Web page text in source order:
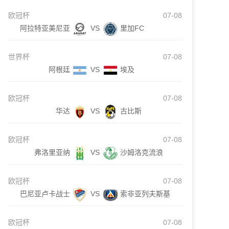
欧冠杯
07-08
阿拉特亚美尼亚
VS 里加FC
世界杯
07-08
阿根廷
VS 埃及
欧冠杯
07-08
华达
VS 古比斯
欧冠杯
07-08
弗洛里亚纳
VS 沙姆洛克流浪
欧冠杯
07-08
巴尼亚卢卡战士
VS 索非亚列夫斯基
欧冠杯 07-08